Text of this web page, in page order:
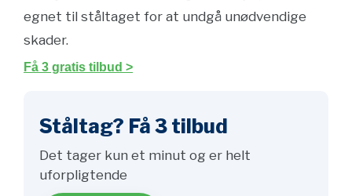
egnet til ståltaget for at undgå unødvendige
skader.
Få 3 gratis tilbud >
Ståltag? Få 3 tilbud
Det tager kun et minut og er helt
uforpligtende